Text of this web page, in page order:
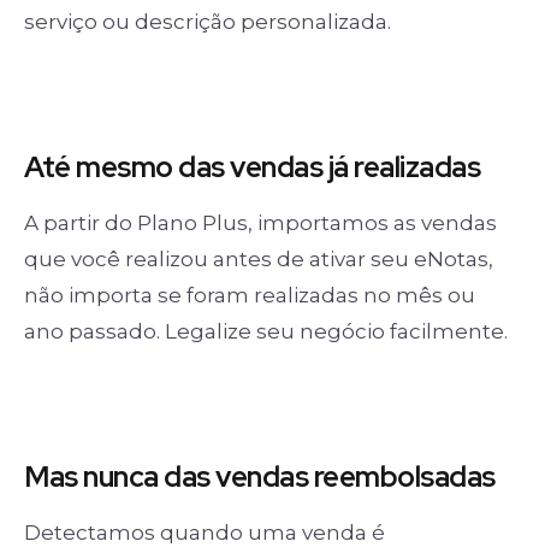
serviço ou descrição personalizada.
Até mesmo dasvendas já realizadas
A partir do Plano Plus, importamos as vendas
que você realizou antes de ativar seu eNotas,
não importa se foram realizadas no mês ou
ano passado. Legalize seu negócio facilmente.
Mas nuncadas vendasreembolsadas
Detectamos quando uma venda é